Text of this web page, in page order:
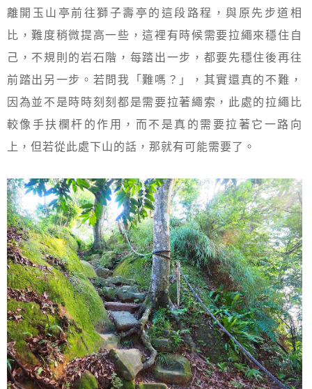
離開玉山亭前往獅子壽亭的這段路程，與原先步道相
比，難度稍微提高一些，這裡有時候需要拉繩來穩住自
己，不規則的岩石階，每踏出一步，都要先穩住後再往
前踏出另一步。若問我「難嗎？」，其實還真的不難，
因為並不是時時刻刻都是需要拉著繩索，此處的拉繩比
較像手扶欄杆的作用，而不是真的需要拉著它一路向
上，但若從此處下山的話，那就有可能需要了。